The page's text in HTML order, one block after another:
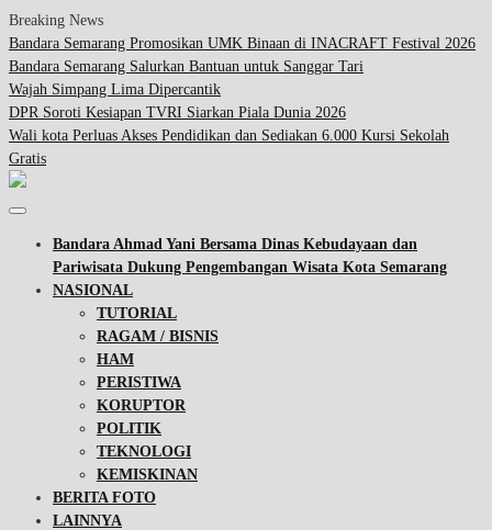
Breaking News
Bandara Semarang Promosikan UMK Binaan di INACRAFT Festival 2026
Bandara Semarang Salurkan Bantuan untuk Sanggar Tari
Wajah Simpang Lima Dipercantik
DPR Soroti Kesiapan TVRI Siarkan Piala Dunia 2026
Wali kota Perluas Akses Pendidikan dan Sediakan 6.000 Kursi Sekolah
Gratis
Bandara Ahmad Yani Bersama Dinas Kebudayaan dan
Pariwisata Dukung Pengembangan Wisata Kota Semarang
NASIONAL
TUTORIAL
RAGAM / BISNIS
HAM
PERISTIWA
KORUPTOR
POLITIK
TEKNOLOGI
KEMISKINAN
BERITA FOTO
LAINNYA